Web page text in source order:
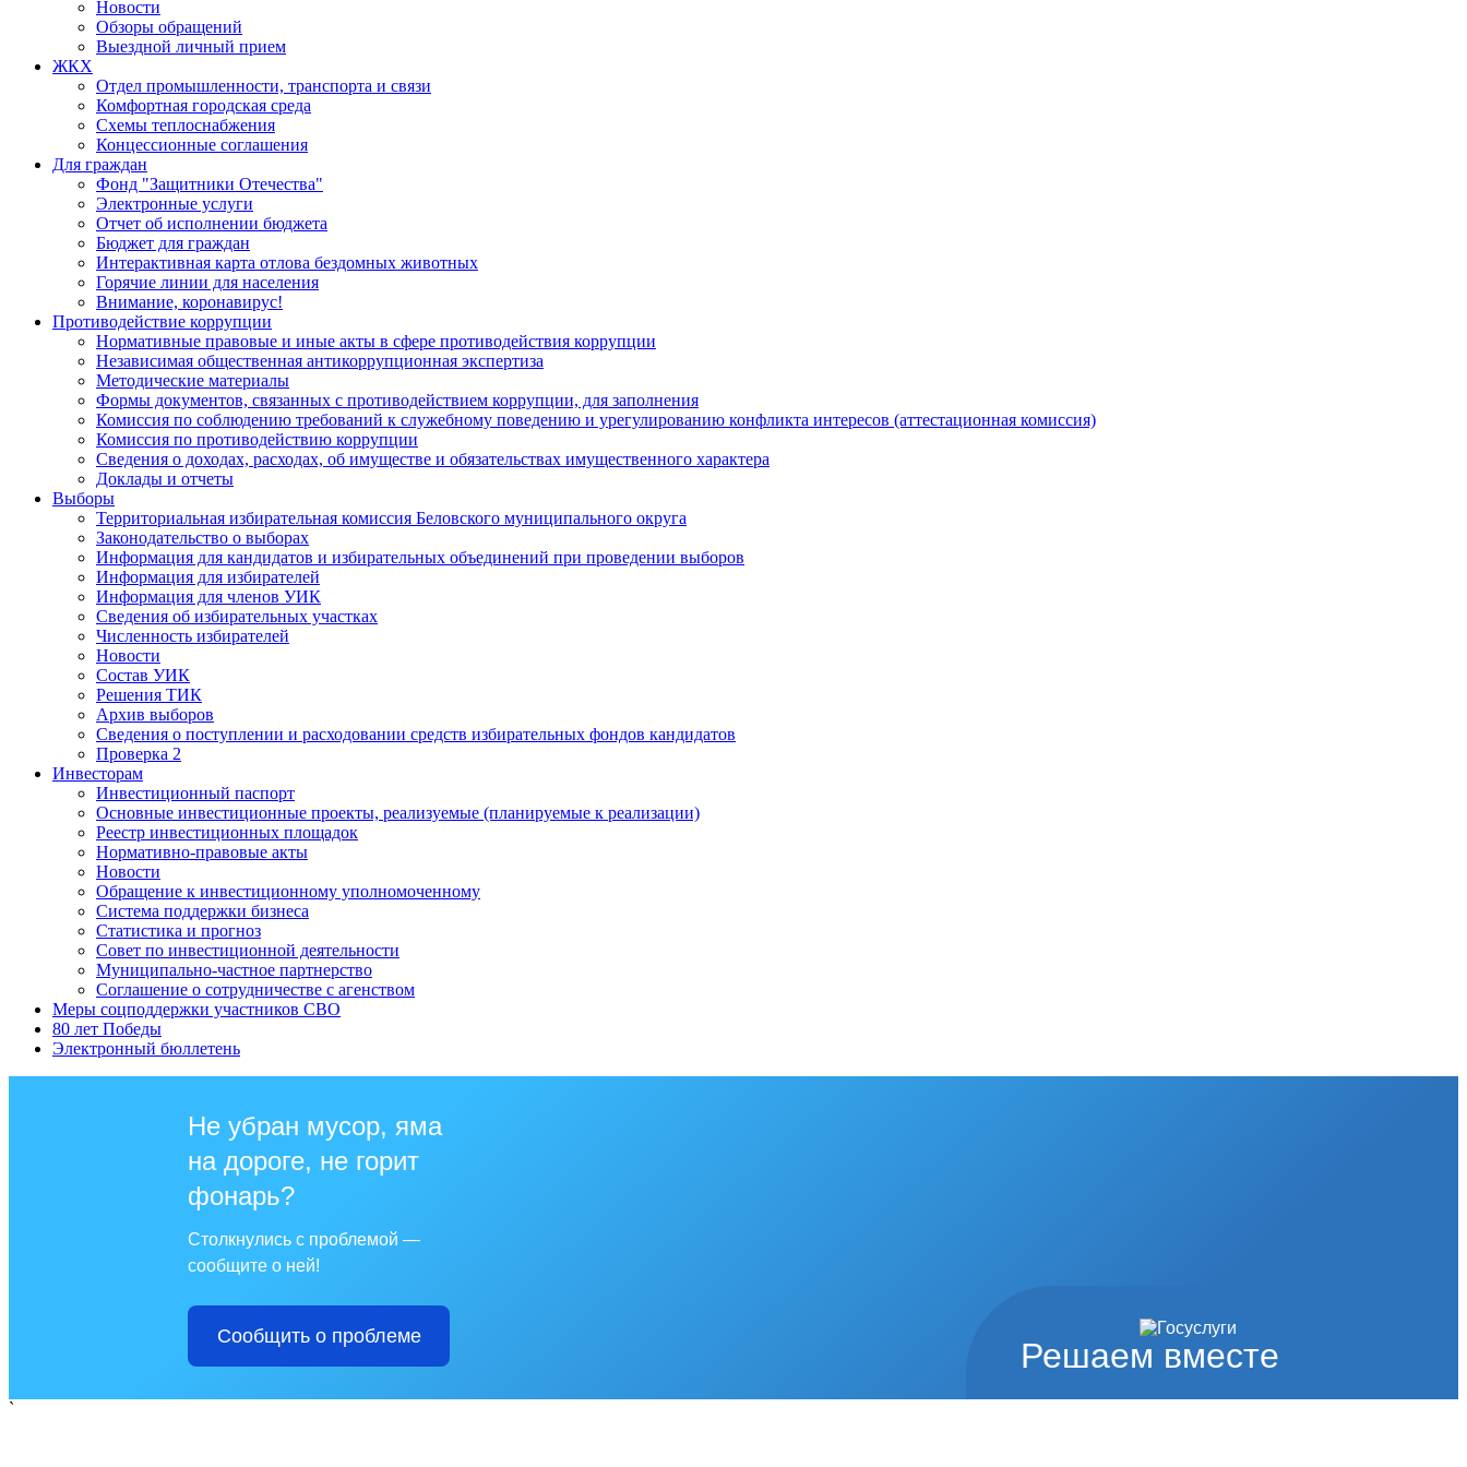
Новости
Обзоры обращений
Выездной личный прием
ЖКХ
Отдел промышленности, транспорта и связи
Комфортная городская среда
Схемы теплоснабжения
Концессионные соглашения
Для граждан
Фонд "Защитники Отечества"
Электронные услуги
Отчет об исполнении бюджета
Бюджет для граждан
Интерактивная карта отлова бездомных животных
Горячие линии для населения
Внимание, коронавирус!
Противодействие коррупции
Нормативные правовые и иные акты в сфере противодействия коррупции
Независимая общественная антикоррупционная экспертиза
Методические материалы
Формы документов, связанных с противодействием коррупции, для заполнения
Комиссия по соблюдению требований к служебному поведению и урегулированию конфликта интересов (аттестационная комиссия)
Комиссия по противодействию коррупции
Сведения о доходах, расходах, об имуществе и обязательствах имущественного характера
Доклады и отчеты
Выборы
Территориальная избирательная комиссия Беловского муниципального округа
Законодательство о выборах
Информация для кандидатов и избирательных объединений при проведении выборов
Информация для избирателей
Информация для членов УИК
Сведения об избирательных участках
Численность избирателей
Новости
Состав УИК
Решения ТИК
Архив выборов
Сведения о поступлении и расходовании средств избирательных фондов кандидатов
Проверка 2
Инвесторам
Инвестиционный паспорт
Основные инвестиционные проекты, реализуемые (планируемые к реализации)
Реестр инвестиционных площадок
Нормативно-правовые акты
Новости
Обращение к инвестиционному уполномоченному
Система поддержки бизнеса
Статистика и прогноз
Совет по инвестиционной деятельности
Муниципально-частное партнерство
Соглашение о сотрудничестве с агенством
Меры соцподдержки участников СВО
80 лет Победы
Электронный бюллетень
Решаем вместе
Не убран мусор, яма
на дороге, не горит
фонарь?
Столкнулись с проблемой —
сообщите о ней!
Сообщить о проблеме
`